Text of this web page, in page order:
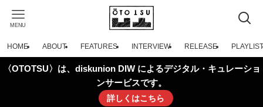
MENU
HOME ABOUT FEATURES INTERVIEW RELEASE PLAYLIST
〈OTOTSU〉は、diskunion DIW によるデジタル・キュレーショ
ンサービスです。
詳しくはこちら